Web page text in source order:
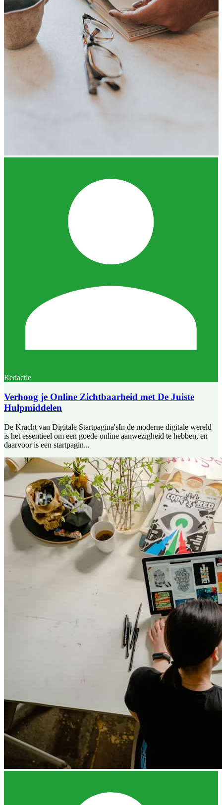
Redactie
Verhoog je Online Zichtbaarheid met De Juiste
Hulpmiddelen
De Kracht van Digitale Startpagina'sIn de moderne digitale wereld
is het essentieel om een goede online aanwezigheid te hebben, en
daarvoor is een startpagin...